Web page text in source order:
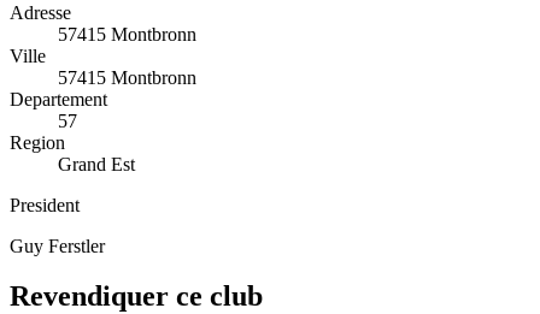
Adresse
57415 Montbronn
Ville
57415 Montbronn
Departement
57
Region
Grand Est
President
Guy Ferstler
Revendiquer ce club